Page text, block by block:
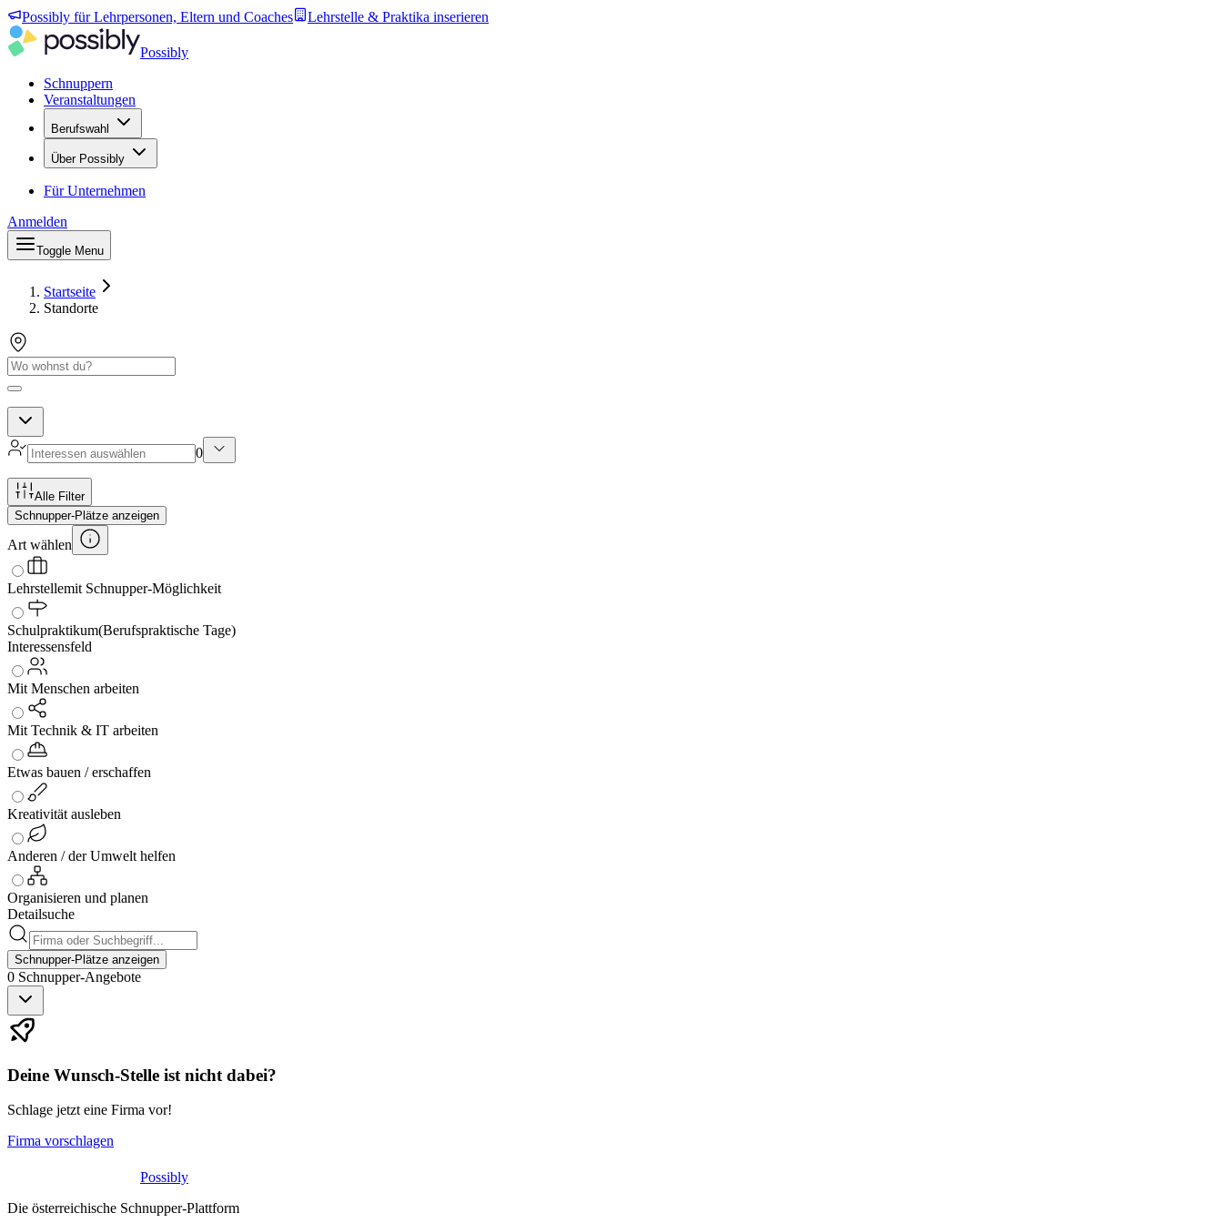
Possibly für Lehrpersonen, Eltern und Coaches Lehrstelle & Praktika inserieren
Possibly
Schnuppern
Veranstaltungen
Berufswahl
Über Possibly
Für Unternehmen
Anmelden
Toggle Menu
Startseite
Standorte
0
Alle Filter
Schnupper-Plätze anzeigen
Art wählen
Lehrstellemit Schnupper-Möglichkeit
Schulpraktikum(Berufspraktische Tage)
Interessensfeld
Mit Menschen arbeiten
Mit Technik & IT arbeiten
Etwas bauen / erschaffen
Kreativität ausleben
Anderen / der Umwelt helfen
Organisieren und planen
Detailsuche
Schnupper-Plätze anzeigen
0 Schnupper-Angebote
Deine Wunsch-Stelle ist nicht dabei?
Schlage jetzt eine Firma vor!
Firma vorschlagen
Possibly
Die österreichische Schnupper-Plattform